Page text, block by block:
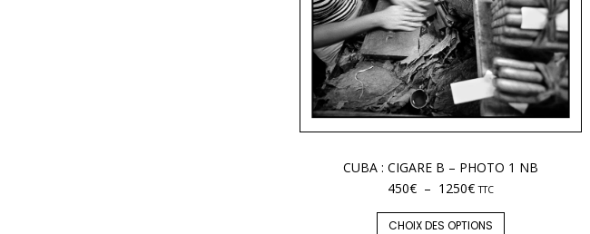
CUBA : CIGARE B – PHOTO 1 NB
450€ – 1250€ TTC
CHOIX DES OPTIONS